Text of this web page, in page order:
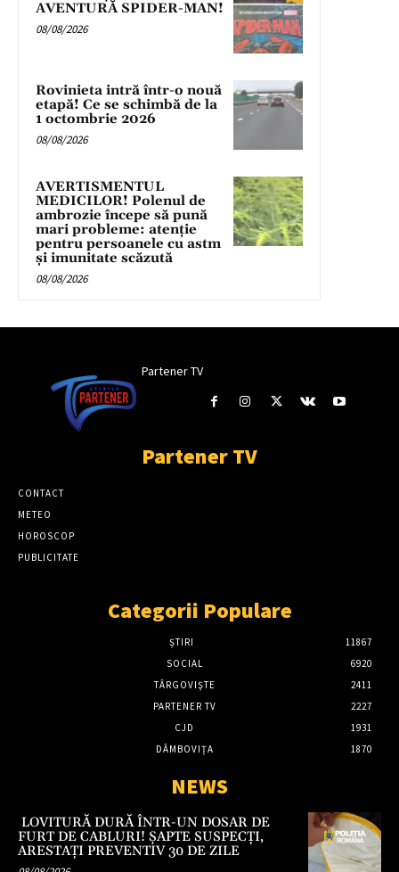
AVENTURĂ SPIDER-MAN!
08/08/2026
Rovinieta intră într-o nouă
etapă! Ce se schimbă de la
1 octombrie 2026
08/08/2026
AVERTISMENTUL
MEDICILOR! Polenul de
ambrozie începe să pună
mari probleme: atenție
pentru persoanele cu astm
și imunitate scăzută
08/08/2026
Partener TV
Partener TV
CONTACT
METEO
HOROSCOP
PUBLICITATE
Categorii Populare
ȘTIRI
11867
SOCIAL
6920
TÂRGOVIŞTE
2411
PARTENER TV
2227
CJD
1931
DÂMBOVIŢA
1870
NEWS
LOVITURĂ DURĂ ÎNTR-UN DOSAR DE
FURT DE CABLURI! ȘAPTE SUSPECȚI,
ARESTAȚI PREVENTIV 30 DE ZILE